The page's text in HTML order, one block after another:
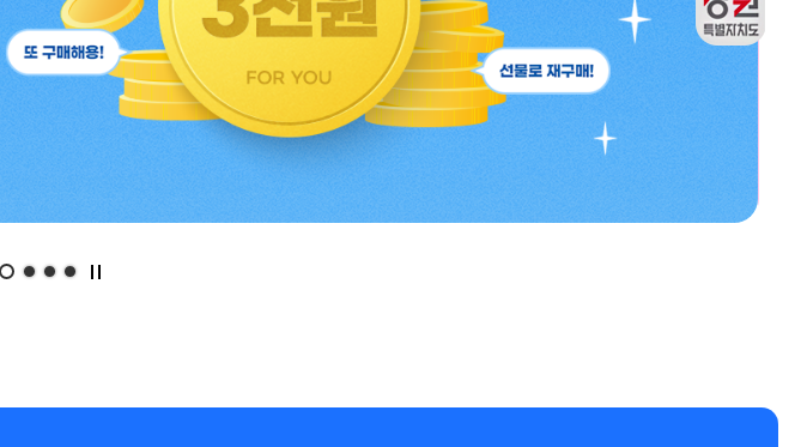
포토리뷰 재구매 강원관광두레관 출석체크